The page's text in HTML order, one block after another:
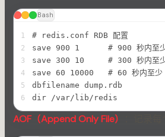
Bash
1 # redis.conf RDB 配置
2 save 900 1      # 900 秒内至少
3 save 300 10     # 300 秒内至少
4 save 60 10000   # 60 秒内至少
5 dbfilename dump.rdb
6 dir /var/lib/redis
AOF（Append Only File）